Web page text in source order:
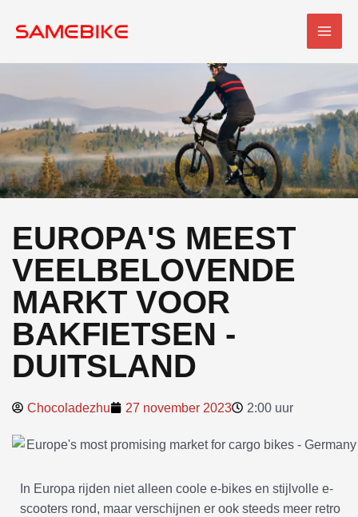
naar
EUROPA'S MEEST
VEELBELOVENDE
MARKT VOOR
BAKFIETSEN -
DUITSLAND
Chocoladezhu 27 november 2023 2:00 uur
In Europa rijden niet alleen coole e-bikes en stijlvolle e-
scooters rond, maar verschijnen er ook steeds meer retro